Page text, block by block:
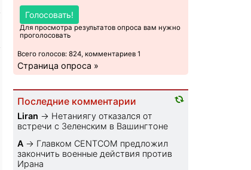
Голосовать!
Для просмотра результатов опроса вам нужно
проголосовать
Всего голосов: 824, комментариев 1
Страница опроса »
Последние комментарии
Liran → Нетаниягу отказался от
встречи с Зеленским в Вашингтоне
A → Главком CENTCOM предложил
закончить военные действия против
Ирана